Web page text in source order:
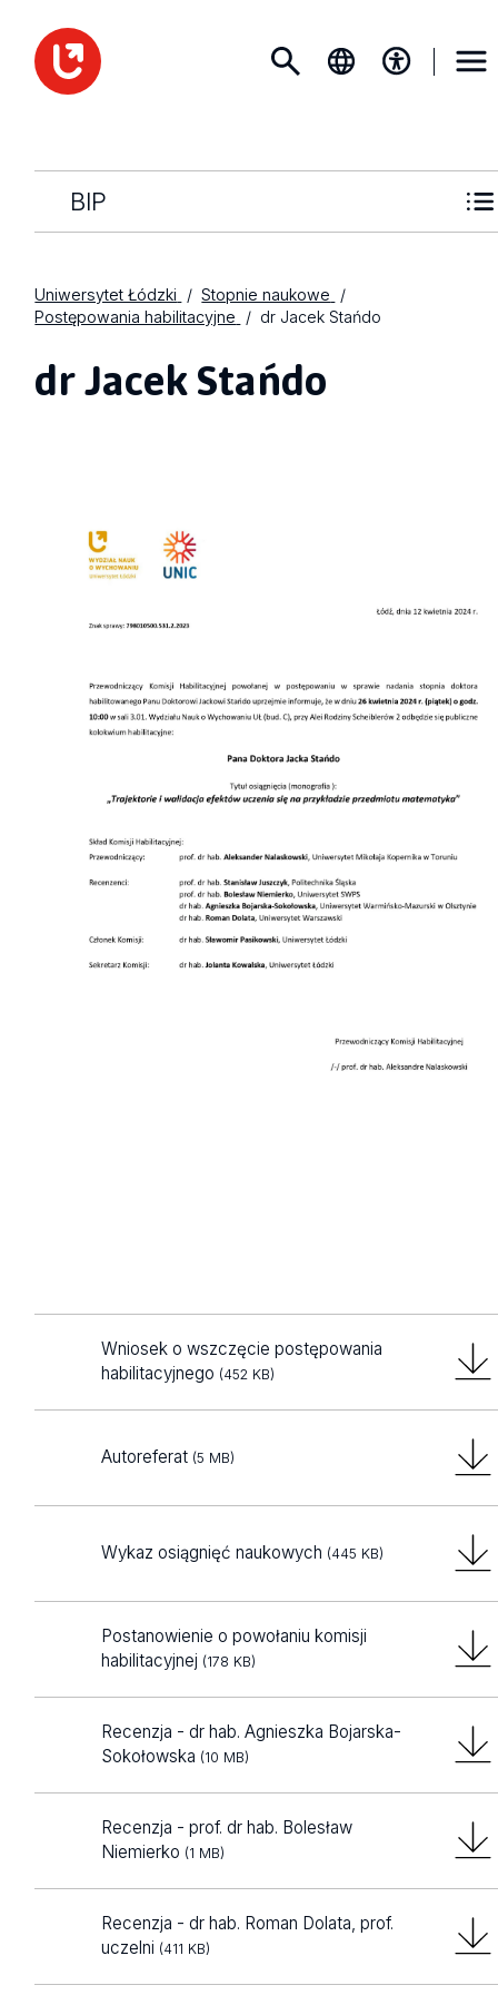
BIP
Uniwersytet Łódzki
Stopnie naukowe
Postępowania habilitacyjne
dr Jacek Stańdo
dr Jacek Stańdo
Wniosek o wszczęcie postępowania
habilitacyjnego (452 KB)
Autoreferat (5 MB)
Wykaz osiągnięć naukowych (445 KB)
Postanowienie o powołaniu komisji
habilitacyjnej (178 KB)
Recenzja - dr hab. Agnieszka Bojarska-
Sokołowska (10 MB)
Recenzja - prof. dr hab. Bolesław
Niemierko (1 MB)
Recenzja - dr hab. Roman Dolata, prof.
uczelni (411 KB)